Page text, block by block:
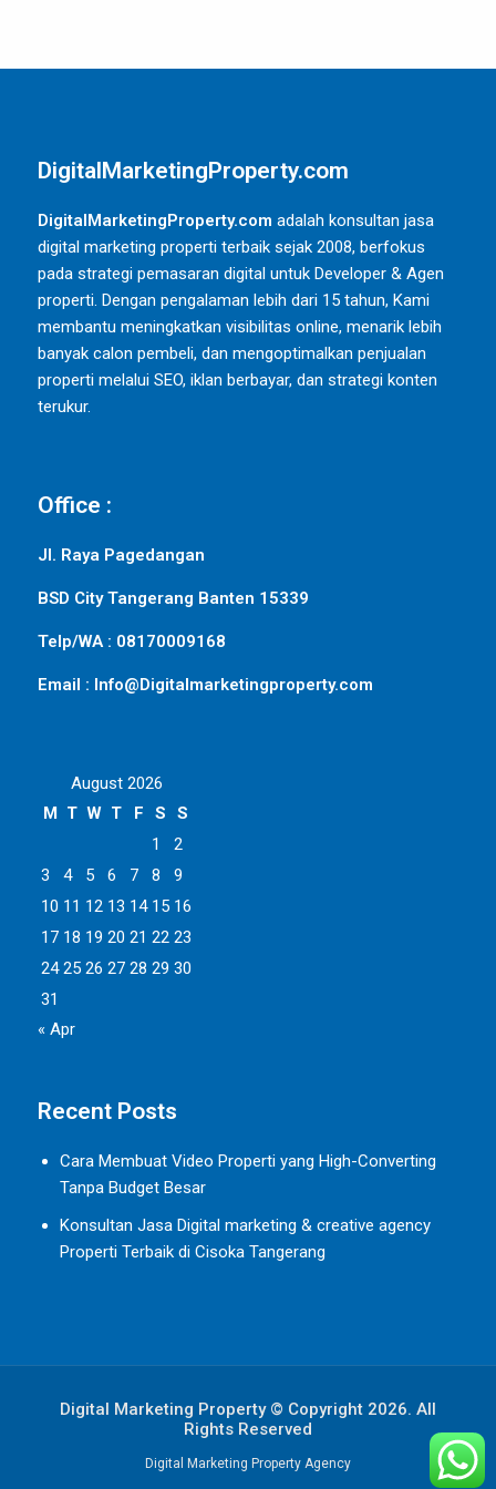
DigitalMarketingProperty.com
DigitalMarketingProperty.com adalah konsultan jasa
digital marketing properti terbaik sejak 2008, berfokus
pada strategi pemasaran digital untuk Developer & Agen
properti. Dengan pengalaman lebih dari 15 tahun, Kami
membantu meningkatkan visibilitas online, menarik lebih
banyak calon pembeli, dan mengoptimalkan penjualan
properti melalui SEO, iklan berbayar, dan strategi konten
terukur.
Office :
Jl. Raya Pagedangan
BSD City Tangerang Banten 15339
Telp/WA : 08170009168
Email : Info@Digitalmarketingproperty.com
August 2026
M T W T F S
S
1
2
3
4 5 6 7 8
9
10 11 12 13 14 15 16
17 18 19 20 21 22 23
24 25 26 27 28 29 30
31
« Apr
Recent Posts
Cara Membuat Video Properti yang High-Converting
Tanpa Budget Besar
Konsultan Jasa Digital marketing & creative agency
Properti Terbaik di Cisoka Tangerang
Digital Marketing Property © Copyright 2026. All
Rights Reserved
Digital Marketing Property Agency